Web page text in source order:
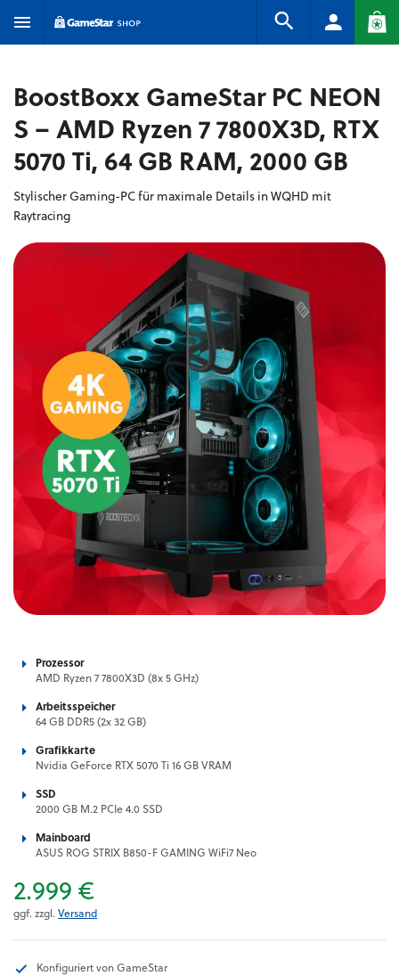
BoostBoxx GameStar PC NEON
S – AMD Ryzen 7 7800X3D, RTX
5070 Ti, 64 GB RAM, 2000 GB
Stylischer Gaming-PC für maximale Details in WQHD mit
Raytracing
Prozessor
AMD Ryzen 7 7800X3D (8x 5 GHz)
Arbeitsspeicher
64 GB DDR5 (2x 32 GB)
Grafikkarte
Nvidia GeForce RTX 5070 Ti 16 GB VRAM
SSD
2000 GB M.2 PCIe 4.0 SSD
Mainboard
ASUS ROG STRIX B850-F GAMING WiFi7 Neo
2.999 €
ggf. zzgl. Versand
Konfiguriert von GameStar